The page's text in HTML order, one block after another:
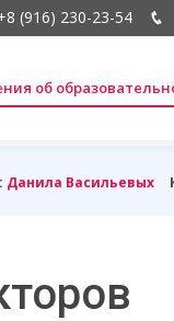
(916) 230-23-54
об
Данила Васильевых